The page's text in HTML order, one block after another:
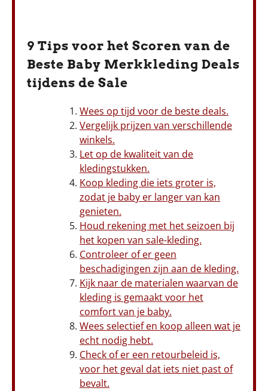
9 Tips voor het Scoren van de
Beste Baby Merkkleding Deals
tijdens de Sale
Wees op tijd voor de beste deals.
Vergelijk prijzen van verschillende
winkels.
Let op de kwaliteit van de
kledingstukken.
Koop kleding die iets groter is,
zodat je baby er langer van kan
genieten.
Houd rekening met het seizoen bij
het kopen van sale-kleding.
Controleer of er geen
beschadigingen zijn aan de kleding.
Kijk naar de materialen waarvan de
kleding is gemaakt voor het
comfort van je baby.
Wees selectief en koop alleen wat je
echt nodig hebt.
Check of er een retourbeleid is,
voor het geval dat iets niet past of
bevalt.